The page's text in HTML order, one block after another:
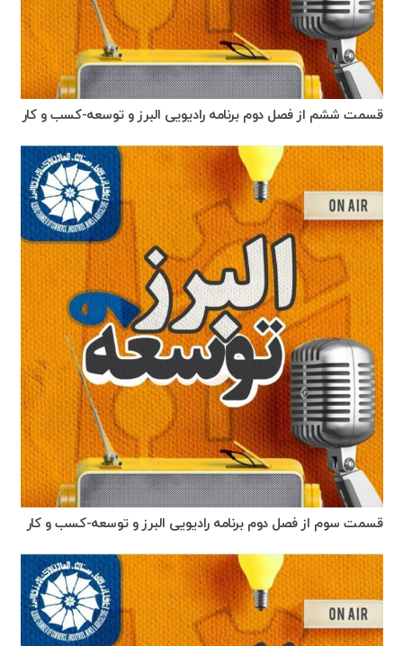
قسمت ششم از فصل دوم برنامه رادیویی البرز و توسعه-کسب و کار
قسمت سوم از فصل دوم برنامه رادیویی البرز و توسعه-کسب و کار